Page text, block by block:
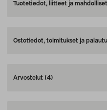
Tuotetiedot, liitteet ja
Ostotiedot, toimitukset ja
Arvostelut (4)